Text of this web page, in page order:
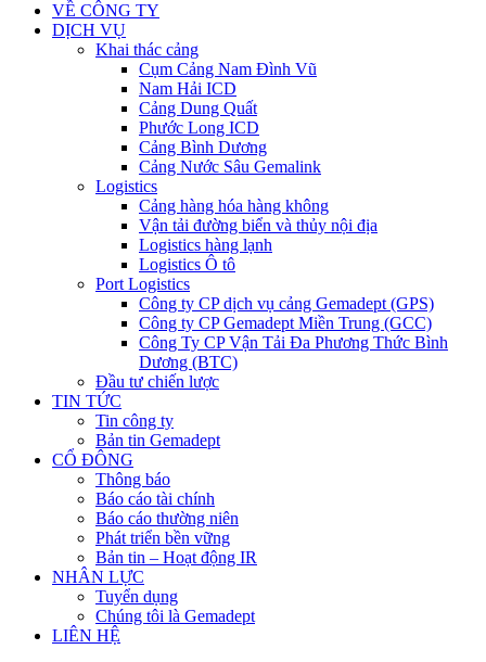
VỀ CÔNG TY
DỊCH VỤ
Khai thác cảng
Cụm Cảng Nam Đình Vũ
Nam Hải ICD
Cảng Dung Quất
Phước Long ICD
Cảng Bình Dương
Cảng Nước Sâu Gemalink
Logistics
Cảng hàng hóa hàng không
Vận tải đường biển và thủy nội địa
Logistics hàng lạnh
Logistics Ô tô
Port Logistics
Công ty CP dịch vụ cảng Gemadept (GPS)
Công ty CP Gemadept Miền Trung (GCC)
Công Ty CP Vận Tải Đa Phương Thức Bình
Dương (BTC)
Đầu tư chiến lược
TIN TỨC
Tin công ty
Bản tin Gemadept
CỔ ĐÔNG
Thông báo
Báo cáo tài chính
Báo cáo thường niên
Phát triển bền vững
Bản tin – Hoạt động IR
NHÂN LỰC
Tuyển dụng
Chúng tôi là Gemadept
LIÊN HỆ